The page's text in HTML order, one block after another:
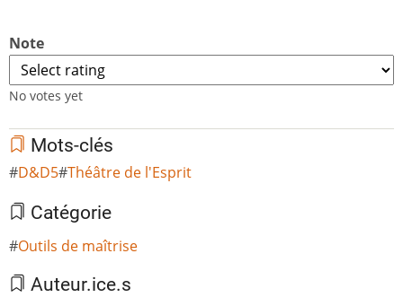
Note
No votes yet
Mots-clés
D&D5 Théâtre de l'Esprit
Catégorie
Outils de maîtrise
Auteur.ice.s